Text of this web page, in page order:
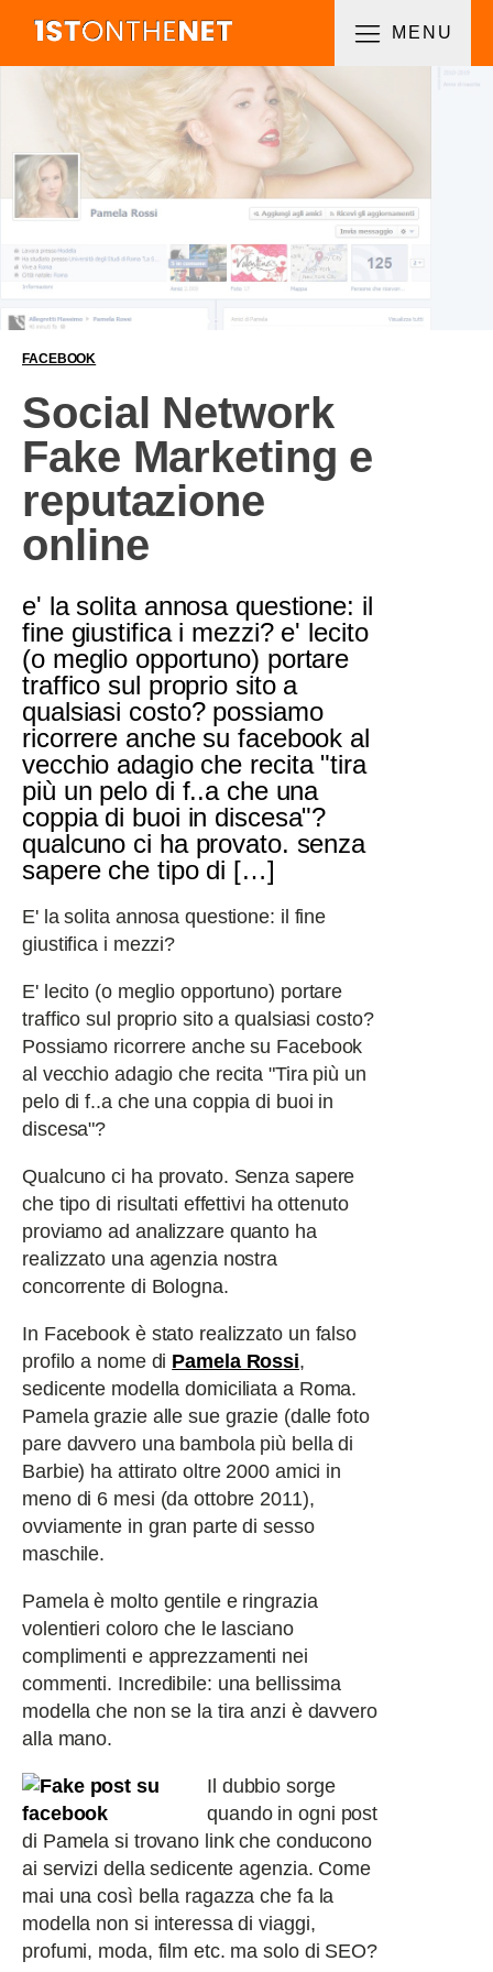
MENU
FACEBOOK
Social Network
Fake Marketing e
reputazione
online
e' la solita annosa questione: il
fine giustifica i mezzi? e' lecito
(o meglio opportuno) portare
traffico sul proprio sito a
qualsiasi costo? possiamo
ricorrere anche su facebook al
vecchio adagio che recita "tira
più un pelo di f..a che una
coppia di buoi in discesa"?
qualcuno ci ha provato. senza
sapere che tipo di […]
E' la solita annosa questione: il fine
giustifica i mezzi?
E' lecito (o meglio opportuno) portare
traffico sul proprio sito a qualsiasi costo?
Possiamo ricorrere anche su Facebook
al vecchio adagio che recita "Tira più un
pelo di f..a che una coppia di buoi in
discesa"?
Qualcuno ci ha provato. Senza sapere
che tipo di risultati effettivi ha ottenuto
proviamo ad analizzare quanto ha
realizzato una agenzia nostra
concorrente di Bologna.
In Facebook è stato realizzato un falso
profilo a nome di Pamela Rossi,
sedicente modella domiciliata a Roma.
Pamela grazie alle sue grazie (dalle foto
pare davvero una bambola più bella di
Barbie) ha attirato oltre 2000 amici in
meno di 6 mesi (da ottobre 2011),
ovviamente in gran parte di sesso
maschile.
Pamela è molto gentile e ringrazia
volentieri coloro che le lasciano
complimenti e apprezzamenti nei
commenti. Incredibile: una bellissima
modella che non se la tira anzi è davvero
alla mano.
Il dubbio sorge
quando in ogni post
di Pamela si trovano link che conducono
ai servizi della sedicente agenzia. Come
mai una così bella ragazza che fa la
modella non si interessa di viaggi,
profumi, moda, film etc. ma solo di SEO?